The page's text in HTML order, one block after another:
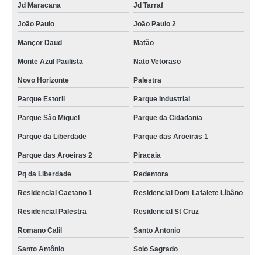
Jd Maracana Jd Tarraf
João Paulo João Paulo 2
Mançor Daud Matão
Monte Azul Paulista Nato Vetoraso
Novo Horizonte Palestra
Parque Estoril Parque Industrial
Parque São Miguel Parque da Cidadania
Parque da Liberdade Parque das Aroeiras 1
Parque das Aroeiras 2 Piracaia
Pq da Liberdade Redentora
Residencial Caetano 1 Residencial Dom Lafaiete Líbâno
Residencial Palestra Residencial St Cruz
Romano Calil Santo Antonio
Santo Antônio Solo Sagrado